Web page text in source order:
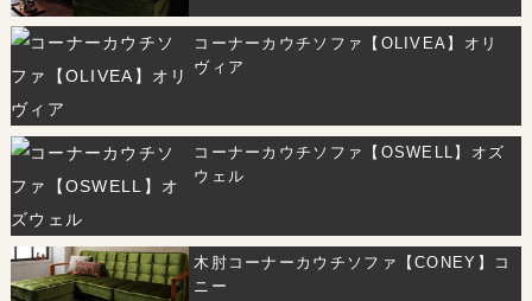
コーナーカウチソファ【OLIVEA】オリ
ヴィア
コーナーカウチソファ【OSWELL】オズ
ウェル
木肘コーナーカウチソファ【CONEY】コ
ニー